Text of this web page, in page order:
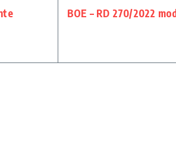
BOE – RD 270/2022